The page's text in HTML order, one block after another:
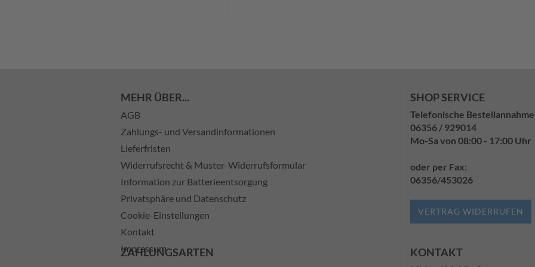
MEHR ÜBER...
AGB
Zahlungs- und Versandinformationen
Lieferfristen
Widerrufsrecht & Muster-Widerrufsformular
Information zur Batterieentsorgung
Privatsphäre und Datenschutz
Cookie-Einstellungen
Kontakt
Impressum
SHOP SERVICE
Telefonische
06356 / 929014
Mo-Sa von 08:00 - 17:00 Uhr
oder per Fax:
06356/453026
VERTRAG WIDERRUFEN
ZAHLUNGSARTEN KONTAKT